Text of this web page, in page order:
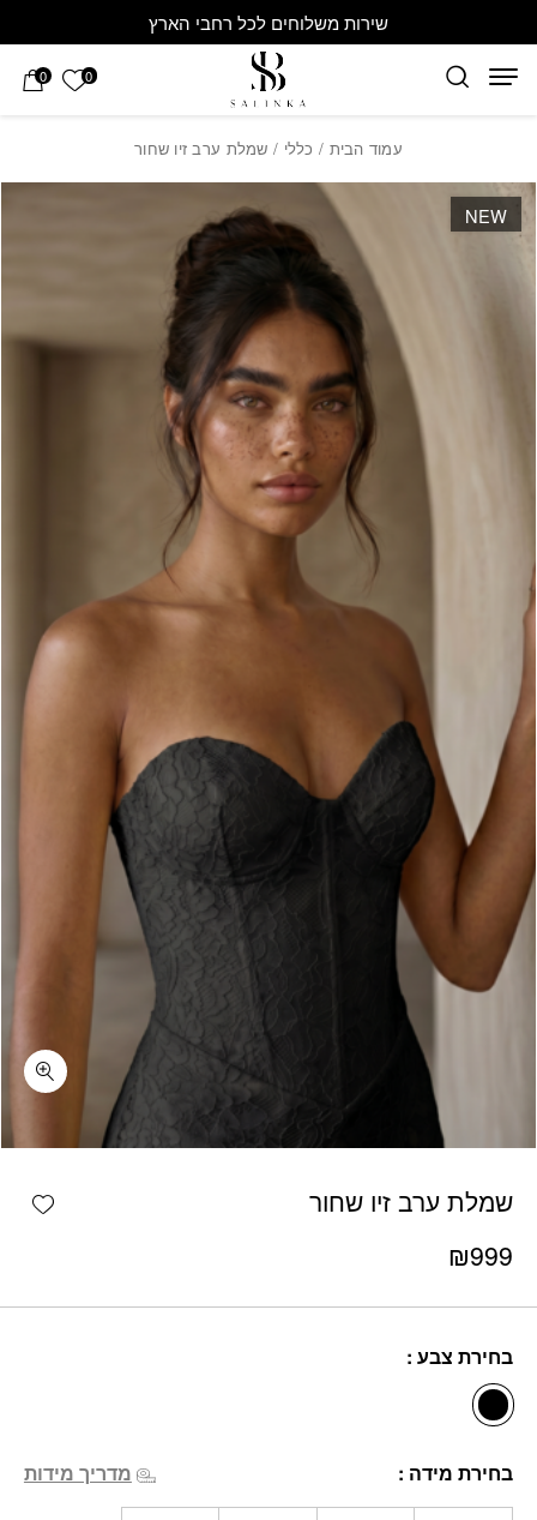
שירות משלוחים לכל רחבי הארץ
0
0
עמוד הבית / כללי / שמלת ערב זיו שחור
שמלת ערב זיו שחור
₪999
בחירת צבע
בחירת מידה מדריך מידות
NEW